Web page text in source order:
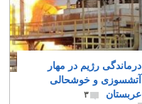
درماندگی رژیم در مهار
آتشسوزی و خوشحالی
عربستان
۳